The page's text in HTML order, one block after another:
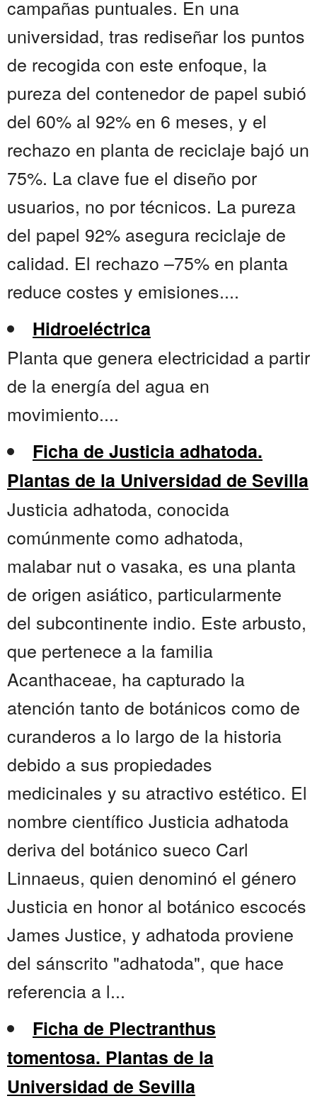
campañas puntuales. En una
universidad, tras rediseñar los puntos
de recogida con este enfoque, la
pureza del contenedor de papel subió
del 60% al 92% en 6 meses, y el
rechazo en planta de reciclaje bajó un
75%. La clave fue el diseño por
usuarios, no por técnicos. La pureza
del papel 92% asegura reciclaje de
calidad. El rechazo –75% en planta
reduce costes y emisiones....
Hidroeléctrica
Planta que genera electricidad a partir
de la energía del agua en
movimiento....
Ficha de Justicia adhatoda.
Plantas de la Universidad de Sevilla
Justicia adhatoda, conocida
comúnmente como adhatoda,
malabar nut o vasaka, es una planta
de origen asiático, particularmente
del subcontinente indio. Este arbusto,
que pertenece a la familia
Acanthaceae, ha capturado la
atención tanto de botánicos como de
curanderos a lo largo de la historia
debido a sus propiedades
medicinales y su atractivo estético. El
nombre científico Justicia adhatoda
deriva del botánico sueco Carl
Linnaeus, quien denominó el género
Justicia en honor al botánico escocés
James Justice, y adhatoda proviene
del sánscrito "adhatoda", que hace
referencia a l...
Ficha de Plectranthus
tomentosa. Plantas de la
Universidad de Sevilla